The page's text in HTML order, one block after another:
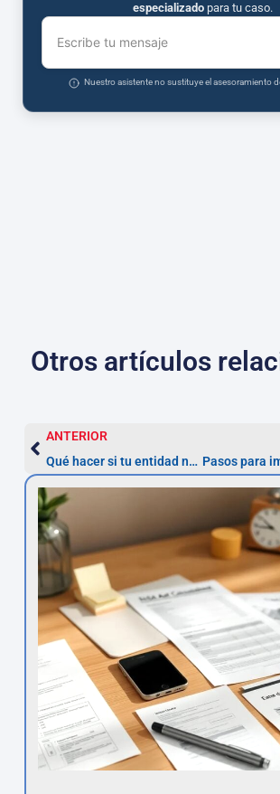
especializadopara tu caso.
Escribe tu mensaje
Nuestro asistente no sustituye el asesoramiento
Otros artículos
ANTERIOR
Qué hacer si tu entidad no te devuelve los intereses tras la nulidad